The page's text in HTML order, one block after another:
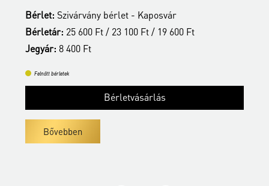
Bérlet: Szivárvány bérlet - Kaposvár
Bérletár: 25 600 Ft / 23 100 Ft / 19 600 Ft
Jegyár: 8 400 Ft
Felnőtt bérletek
Bérletvásárlás
Bővebben